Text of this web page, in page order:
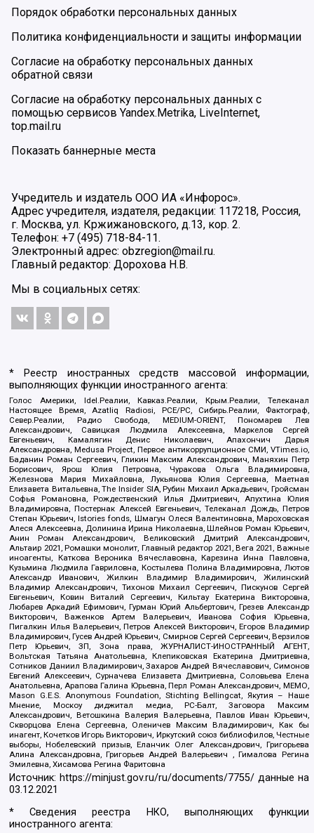
Порядок обработки персональных данных
Политика конфиденциальности и защиты информации
Согласие на обработку персональных данных
обратной связи
Согласие на обработку персональных данных с
помощью сервисов Yandex.Metrika, LiveInternet,
top.mail.ru
Показать баннерные места
Учредитель и издатель ООО ИА «Инфорос».
Адрес учредителя, издателя, редакции: 117218, Россия,
г. Москва, ул. Кржижановского, д.13, кор. 2.
Телефон: +7 (495) 718-84-11.
Электронный адрес: obzregion@mail.ru.
Главный редактор: Дорохова Н.В.
Мы в социальных сетях:
* Реестр иностранных средств массовой информации,
выполняющих функции иностранного агента:
Голос Америки, Idel.Реалии, Кавказ.Реалии, Крым.Реалии, Телеканал
Настоящее Время, Azatliq Radiosi, PCE/PC, Сибирь.Реалии, Фактограф,
Север.Реалии, Радио Свобода, MEDIUM-ORIENT, Пономарев Лев
Александрович, Савицкая Людмила Алексеевна, Маркелов Сергей
Евгеньевич, Камалягин Денис Николаевич, Апахончич Дарья
Александровна, Medusa Project, Первое антикоррупционное СМИ, VTimes.io,
Баданин Роман Сергеевич, Гликин Максим Александрович, Маняхин Петр
Борисович, Ярош Юлия Петровна, Чуракова Ольга Владимировна,
Железнова Мария Михайловна, Лукьянова Юлия Сергеевна, Маетная
Елизавета Витальевна, The Insider SIA, Рубин Михаил Аркадьевич, Гройсман
Софья Романовна, Рождественский Илья Дмитриевич, Апухтина Юлия
Владимировна, Постернак Алексей Евгеньевич, Телеканал Дождь, Петров
Степан Юрьевич, Istories fonds, Шмагун Олеся Валентиновна, Мароховская
Алеся Алексеевна, Долинина Ирина Николаевна, Шлейнов Роман Юрьевич,
Анин Роман Александрович, Великовский Дмитрий Александрович,
Альтаир 2021, Ромашки монолит, Главный редактор 2021, Вега 2021, Важные
иноагенты, Каткова Вероника Вячеславовна, Карезина Инна Павловна,
Кузьмина Людмила Гавриловна, Костылева Полина Владимировна, Лютов
Александр Иванович, Жилкин Владимир Владимирович, Жилинский
Владимир Александрович, Тихонов Михаил Сергеевич, Пискунов Сергей
Евгеньевич, Ковин Виталий Сергеевич, Кильтау Екатерина Викторовна,
Любарев Аркадий Ефимович, Гурман Юрий Альбертович, Грезев Александр
Викторович, Важенков Артем Валерьевич, Иванова София Юрьевна,
Пигалкин Илья Валерьевич, Петров Алексей Викторович, Егоров Владимир
Владимирович, Гусев Андрей Юрьевич, Смирнов Сергей Сергеевич, Верзилов
Петр Юрьевич, ЗП, Зона права, ЖУРНАЛИСТ-ИНОСТРАННЫЙ АГЕНТ,
Вольтская Татьяна Анатольевна, Клепиковская Екатерина Дмитриевна,
Сотников Даниил Владимирович, Захаров Андрей Вячеславович, Симонов
Евгений Алексеевич, Сурначева Елизавета Дмитриевна, Соловьева Елена
Анатольевна, Арапова Галина Юрьевна, Перл Роман Александрович, МЕМО,
Mason G.E.S. Anonymous Foundation, Stichting Bellingcat, Якутия – Наше
Мнение, Москоу диджитал медиа, РС-Балт, Заговора Максим
Александрович, Ветошкина Валерия Валерьевна, Павлов Иван Юрьевич,
Скворцова Елена Сергеевна, Оленичев Максим Владимирович, Как бы
инагент, Кочетков Игорь Викторович, Иркутский союз библиофилов, Честные
выборы, Нобелевский призыв, Еланчик Олег Александрович, Григорьева
Алина Александровна, Григорьев Андрей Валерьевич , Гималова Регина
Эмилевна, Хисамова Регина Фаритовна
Источник: https://minjust.gov.ru/ru/documents/7755/ данные на
03.12.2021
* Сведения реестра НКО, выполняющих функции
иностранного агента: